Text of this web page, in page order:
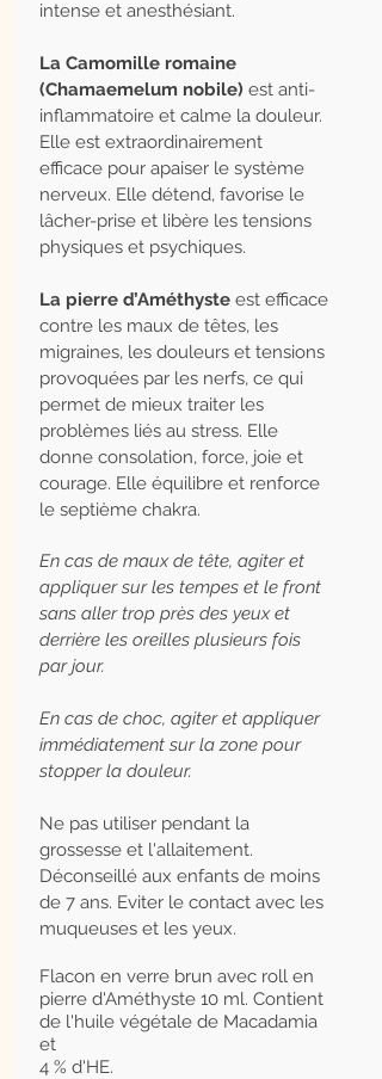
intense et anesthésiant.
La Camomille romaine
(Chamaemelum nobile) est anti-
inflammatoire et calme la douleur.
Elle est extraordinairement
efficace pour apaiser le système
nerveux. Elle détend, favorise le
lâcher-prise et libère les tensions
physiques et psychiques.
La pierre d’Améthyste est efficace
contre les maux de têtes, les
migraines, les douleurs et tensions
provoquées par les nerfs, ce qui
permet de mieux traiter les
problèmes liés au stress. Elle
donne consolation, force, joie et
courage. Elle équilibre et renforce
le septième chakra.
En cas de maux de tête, agiter et
appliquer sur les tempes et le front
sans aller trop près des yeux et
derrière les oreilles plusieurs fois
par jour.
En cas de choc, agiter et appliquer
immédiatement sur la zone pour
stopper la douleur.
Ne pas utiliser pendant la
grossesse et l'allaitement.
Déconseillé aux enfants de moins
de 7 ans. Eviter le contact avec les
muqueuses et les yeux.
Flacon en verre brun avec roll en
pierre d'Améthyste 10 ml. Contient
de l'huile végétale de Macadamia
et
4 % d'HE.